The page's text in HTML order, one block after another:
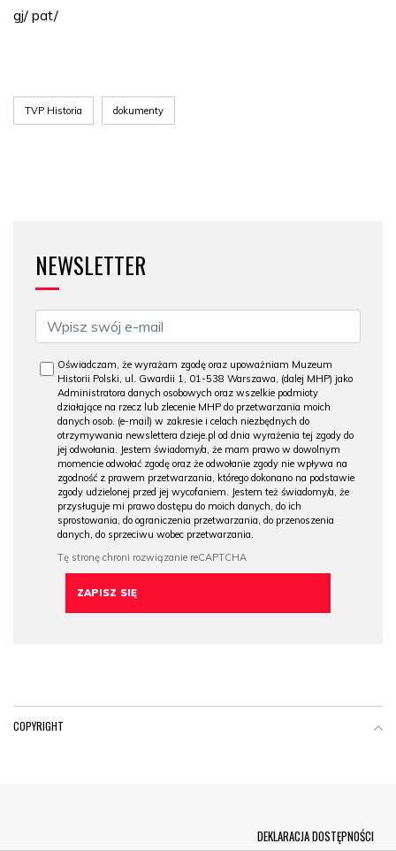
gj/ pat/
TVP Historia dokumenty
NEWSLETTER
Oświadczam, że wyrażam zgodę oraz upoważniam Muzeum
Historii Polski, ul. Gwardii 1, 01-538 Warszawa, (dalej MHP) jako
Administratora danych osobowych oraz wszelkie podmioty
działające na rzecz lub zlecenie MHP do przetwarzania moich
danych osob. (e-mail) w zakresie i celach niezbędnych do
otrzymywania newslettera dzieje.pl od dnia wyrażenia tej zgody do
jej odwołania. Jestem świadomy/a, że mam prawo w dowolnym
momencie odwołać zgodę oraz że odwołanie zgody nie wpływa na
zgodność z prawem przetwarzania, którego dokonano na podstawie
zgody udzielonej przed jej wycofaniem. Jestem też świadomy/a, że
przysługuje mi prawo dostępu do moich danych, do ich
sprostowania, do ograniczenia przetwarzania, do przenoszenia
danych, do sprzeciwu wobec przetwarzania.
COPYRIGHT
DEKLARACJA DOSTĘPNOŚCI